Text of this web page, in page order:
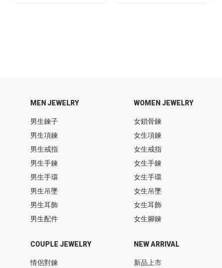
MEN JEWELRY
男生鍊子
男生項鍊
男生戒指
男生手鍊
男生手環
男生吊墜
男生耳飾
男生配件
WOMEN JEWELRY
女鎖骨鍊
女生項鍊
女生戒指
女生手鍊
女生手環
女生吊墜
女生耳飾
女生腳鍊
COUPLE JEWELRY
情侶對鍊
NEW ARRIVAL
新品上市